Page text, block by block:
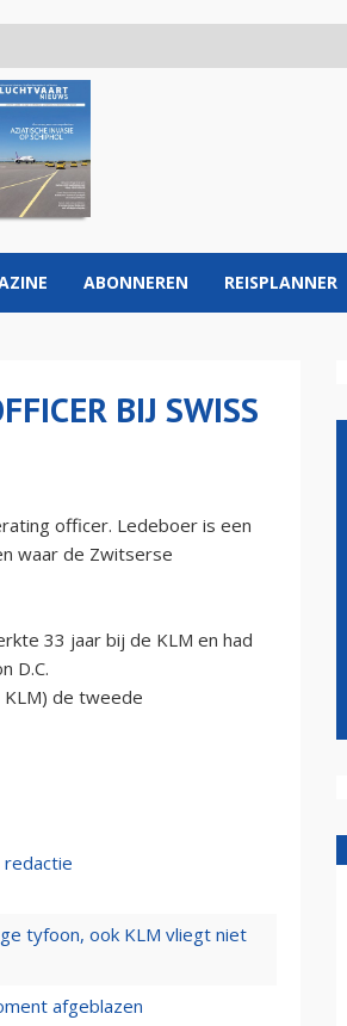
ABONNEREN REISPLANNER
BIJ SWISS
officer. Ledeboer is een
waar de Zwitserse
33 jaar bij de KLM en had
D.C.
de tweede
redactie
tyfoon, ook KLM vliegt niet
afgeblazen